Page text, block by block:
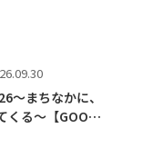
～まちなかに、
くる～【GOO…